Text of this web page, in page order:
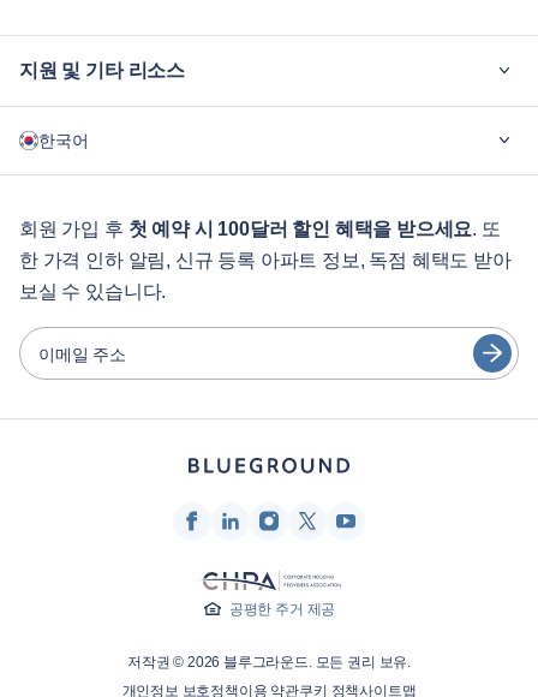
지원 및 기타 리소스
기업용
게스트 서비스
도시 가이드
파트너
가구 렌탈 사업자
한국어
English
Português
Español
회원 가입 후 첫 예약 시 100달러 할인 혜택을 받으세요. 또
한 가격 인하 알림, 신규 등록 아파트 정보, 독점 혜택도 받아
보실 수 있습니다.
이메일 주소
공평한 주거 제공
저작권 © 2026 블루그라운드. 모든 권리 보유.
개인정보 보호정책이용 약관쿠키 정책사이트맵